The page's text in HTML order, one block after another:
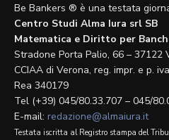
Be Bankers ® è una testata
Centro Studi Alma Iura srl SB
Matematica e Diritto per
Stradone Porta Palio, 66 – 37122
CCIAA di Verona, reg. impr. e p.
Rea 340179
Tel (+39) 045/80.33.707 – 045/
E-mail: redazione@almaiura.it
Testata iscritta al Registro stampa del